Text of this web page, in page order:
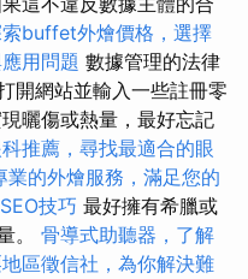
buffet外燴價格，選擇
用問題 數據管理的法律
開網站並輸入一些註冊零
曬傷或熱量，最好忘記
推薦，尋找最適合的眼
業的外燴服務，滿足您的
技巧 最好擁有希臘或
。 骨導式助聽器，了解
區徵信社，為你解決難